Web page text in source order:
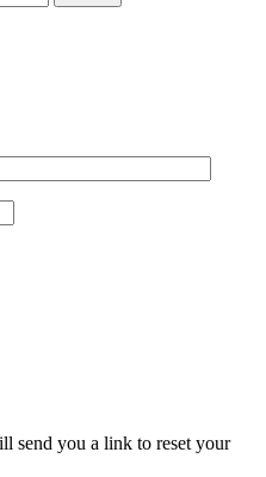
send you a link to reset your